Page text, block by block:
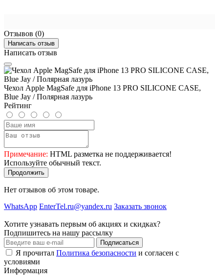
Отзывов (0)
Написать отзыв
Написать отзыв
Чехол Apple MagSafe для iPhone 13 PRO SILICONE CASE,
Blue Jay / Полярная лазурь
Рейтинг
Примечание: HTML разметка не поддерживается!
Используйте обычный текст.
Продолжить
Нет отзывов об этом товаре.
WhatsApp EnterTel.ru@yandex.ru Заказать звонок
Хотите узнавать первым об акциях и скидках?
Подпишитесь на нашу рассылку
Подписаться
Я прочитал Политика безопасности и согласен с
условиями
Информация